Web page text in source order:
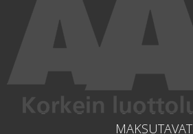
MAKSUTAVAT